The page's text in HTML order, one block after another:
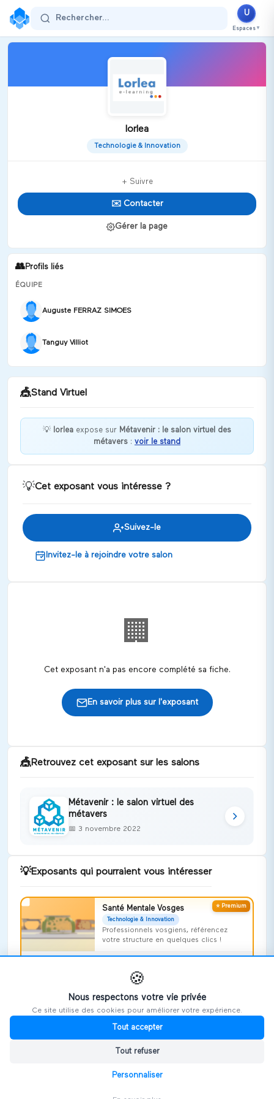
Rechercher...
U
Espaces ▼
lorlea
Technologie & Innovation
+ Suivre
✉️ Contacter
Gérer la page
👥Profils liés
ÉQUIPE
Auguste FERRAZ SIMOES
Tanguy Villiot
🎪Stand Virtuel
Bienvenue chez lorlea !
💡 lorlea expose sur Métavenir : le salon virtuel des
métavers : voir le stand
💡Cet exposant vous intéresse ?
Suivez-le
Invitez-le à rejoindre votre salon
🏢
Cet exposant n'a pas encore complété sa fiche.
En savoir plus sur l'exposant
🎪Retrouvez cet exposant sur les salons
Métavenir : le salon virtuel des
métavers
📅 3 novembre 2022
💡Exposants qui pourraient vous intéresser
⭐ Premium
Santé Mentale Vosges
Technologie & Innovation
Professionnels vosgiens, référencez
votre structure en quelques clics !
Technologie & Innovation
Voir le stand →
Art'huy
🍪
Nous respectons votre vie privée
Ce site utilise des cookies pour améliorer votre expérience.
Tout accepter
Tout refuser
Personnaliser